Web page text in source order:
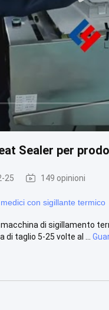
Sealer per
25 149 opinioni
con sigillante termico
di sigillamento
taglio 5-25 volte al ...